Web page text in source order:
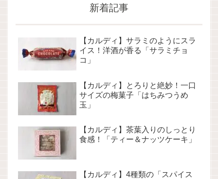
新着記事
【カルディ】サラミのようにスラ
イス！洋酒が香る「サラミチョ
コ」
【カルディ】とろりと絶妙！一口
サイズの梅菓子「はちみつうめ
玉」
【カルディ】茶葉入りのしっとり
食感！「ティー＆ナッツケーキ」
【カルディ】4種類の「スパイス